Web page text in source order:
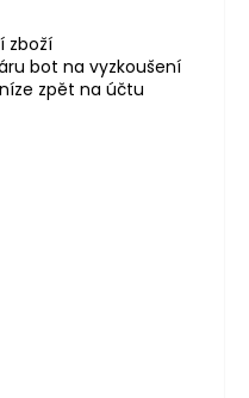
zboží
bot na vyzkoušení
zpět na účtu
je 5 z 5 hvězdiček.
je 5 z 5 hvězdiček.